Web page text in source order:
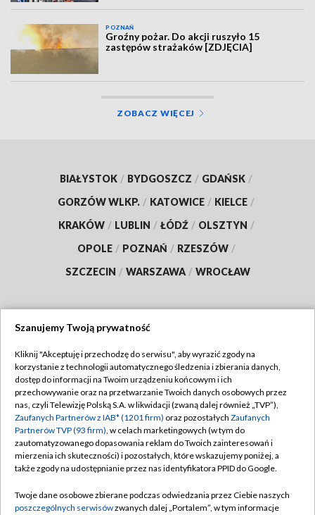
POZNAŃ
Groźny pożar. Do akcji ruszyło 15
zastępów strażaków [ZDJĘCIA]
ZOBACZ WIĘCEJ
BIAŁYSTOK / BYDGOSZCZ / GDAŃSK /
GORZÓW WLKP. / KATOWICE / KIELCE /
KRAKÓW / LUBLIN / ŁÓDŹ / OLSZTYN /
OPOLE / POZNAŃ / RZESZÓW /
SZCZECIN / WARSZAWA / WROCŁAW
TVP
Abonament TVP
Emisja w TVP
Centrum informacji TVP
Naziemna Telewizja Cyfrowa
Rada Programowa
Regulamin TVP
Polityka prywatności
Moje zgody
Pomoc
Kontakt
Szanujemy Twoją prywatność
Kliknij "Akceptuję i przechodzę do serwisu", aby wyrazić zgody na
korzystanie z technologii automatycznego śledzenia i zbierania danych,
dostęp do informacji na Twoim urządzeniu końcowym i ich
przechowywanie oraz na przetwarzanie Twoich danych osobowych przez
nas, czyli Telewizję Polską S.A. w likwidacji (zwaną dalej również „TVP”),
Zaufanych Partnerów z IAB* (1201 firm) oraz pozostałych Zaufanych
Partnerów TVP (93 firm), w celach marketingowych (w tym do
zautomatyzowanego dopasowania reklam do Twoich zainteresowań i
mierzenia ich skuteczności) i pozostałych, które wskazujemy poniżej, a
także zgody na udostępnianie przez nas identyfikatora PPID do Google.
Twoje dane osobowe zbierane podczas odwiedzania przez Ciebie naszych
poszczególnych serwisówzwanych dalej „Portalem”, w tym informacje